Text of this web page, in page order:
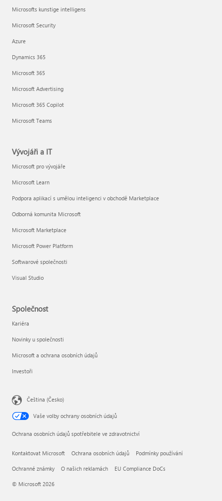
Microsofts kunstige intelligens
Microsoft Security
Azure
Dynamics 365
Microsoft 365
Microsoft Advertising
Microsoft 365 Copilot
Microsoft Teams
Vývojáři a IT
Microsoft pro vývojáře
Microsoft Learn
Podpora aplikací s umělou inteligenci v obchodě Marketplace
Odborná komunita Microsoft
Microsoft Marketplace
Microsoft Power Platform
Softwarové společnosti
Visual Studio
Společnost
Kariéra
Novinky u společnosti
Microsoft a ochrana osobních údajů
Investoři
Čeština (Česko)
Vaše volby ochrany osobních údajů
Ochrana osobních údajů spotřebitele ve zdravotnictví
Kontaktovat Microsoft Ochrana osobních údajů Podmínky používání
Ochranné známky O našich reklamách EU Compliance DoCs
© Microsoft 2026